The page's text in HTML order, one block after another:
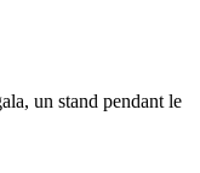
un stand pendant le